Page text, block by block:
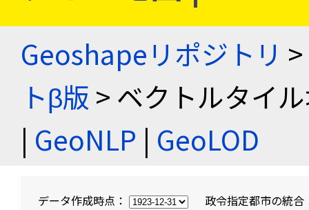
Geoshapeリポジトリ >
トβ版 > ベクトルタイ
| GeoNLP | GeoLOD
データ作成時点： 政令指定都市の統